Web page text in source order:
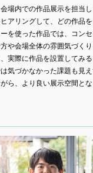
場内での作品展示を担当
アリングして、どの作品
を使った作品では、コン
や会場全体の雰囲気づく
実際に作品を設置してみ
気づかなかった課題も見
ら、より良い展示空間と